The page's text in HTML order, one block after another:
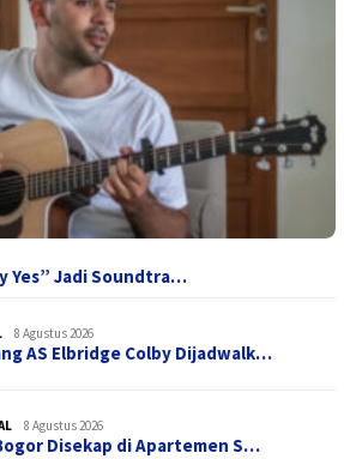
Yes” Jadi Soundtra…
8 Agustus 2026
AS Elbridge Colby Dijadwalk…
8 Agustus 2026
Disekap di Apartemen S…